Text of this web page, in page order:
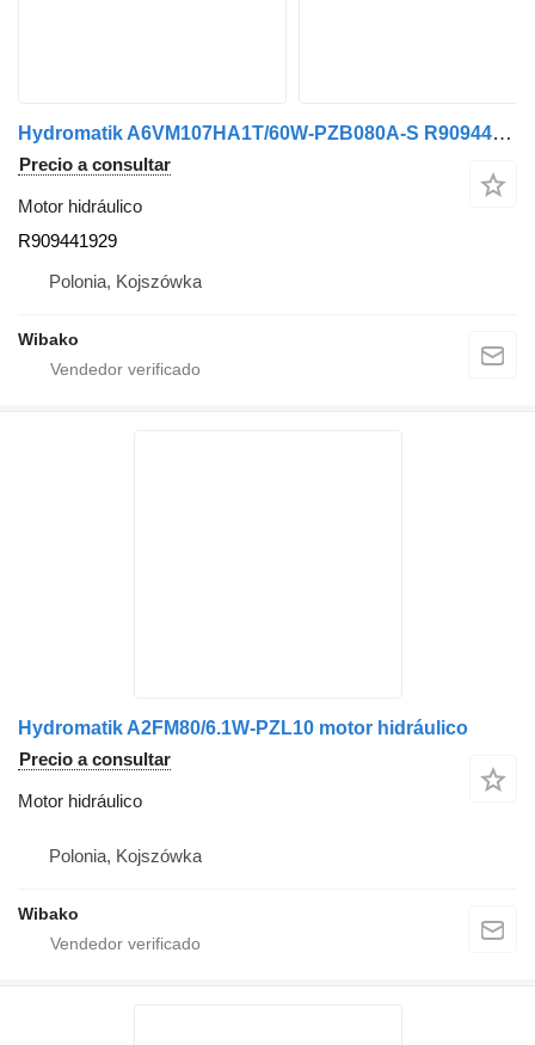
Hydromatik A6VM107HA1T/60W-PZB080A-S R909441929 motor hidráulico
Precio a consultar
Motor hidráulico
R909441929
Polonia, Kojszówka
Wibako
Hydromatik A2FM80/6.1W-PZL10 motor hidráulico
Precio a consultar
Motor hidráulico
Polonia, Kojszówka
Wibako